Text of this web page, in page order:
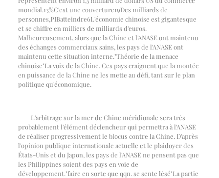
mondial.13%C'est une couverture19Des milliards de
personnes,PIBatteindre6L'économie chinoise est gigantesque
et se chiffre en milliers de milliards d'euros.
Malheureusement, alors que la Chine et l'ANASE ont maintenu
des échanges commerciaux sains, les pays de l'ANASE ont
maintenu cette situation interne."Théorie de la menace
chinoise"La voix de la Chine. Ces pays craignent que la montée
en puissance de la Chine ne les mette au défi, tant sur le plan
politique qu'économique.
L'arbitrage sur la mer de Chine méridionale sera très
probablement l'élément déclencheur qui permettra à l'ANASE
de réaliser progressivement le blocus contre la Chine. D'après
l'opinion publique internationale actuelle et le plaidoyer des
États-Unis et du Japon, les pays de l'ANASE ne pensent pas que
les Philippines soient des pays en voie de
développement."faire en sorte que qqn. se sente lésé"La partie